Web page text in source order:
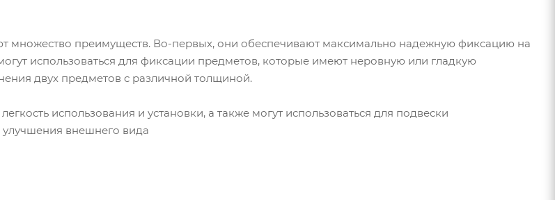
множество преимуществ. Во-первых, они обеспечивают максимально надежную фиксацию на
использоваться для фиксации предметов, которые имеют неровную или гладкую
двух предметов с различной толщиной.
использования и установки, а также могут использоваться для подвески
внешнего вида